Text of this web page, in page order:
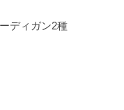
ディガン2種